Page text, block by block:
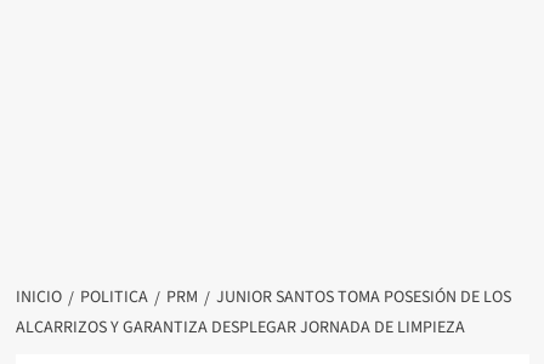
INICIO POLITICA PRM
JUNIOR SANTOS TOMA POSESIÓN DE LOS
ALCARRIZOS Y GARANTIZA DESPLEGAR JORNADA DE LIMPIEZA